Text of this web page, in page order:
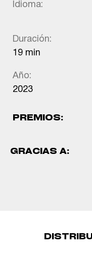
Idioma:
Duración:
19 min
Año:
2023
PREMIOS:
GRACIAS A: